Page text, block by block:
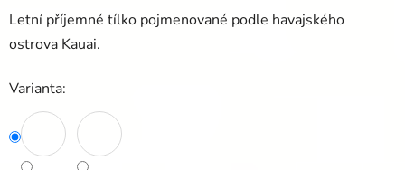
Letní příjemné tílko pojmenované podle havajského
ostrova Kauai.
Varianta: